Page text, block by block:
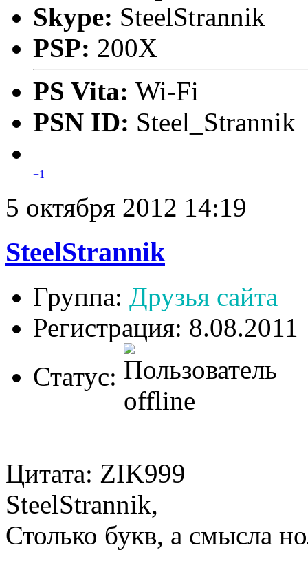
Skype: SteelStrannik
PSP: 200X
PS Vita: Wi-Fi
PSN ID: Steel_Strannik
+1
5 октября 2012 14:19
SteelStrannik
Группа: Друзья сайта
Регистрация: 8.08.2011
Статус:
Цитата: ZIK999
SteelStrannik,
Столько букв, а смысла